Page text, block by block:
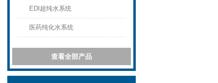
EDI超纯水系统
医药纯化水系统
查看全部产品